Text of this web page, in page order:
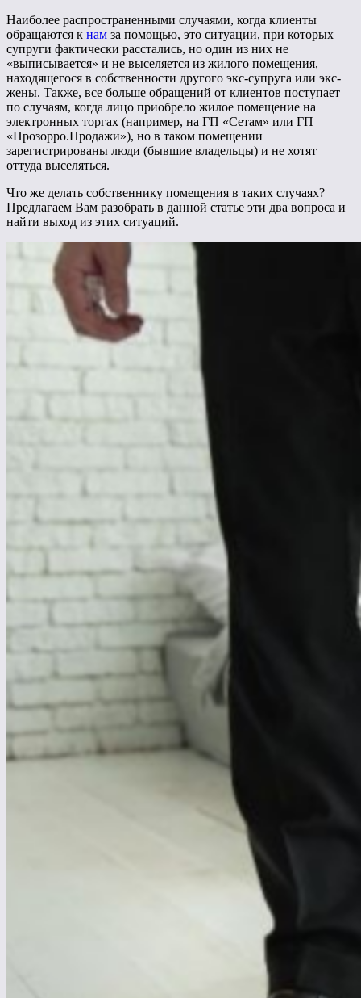
Наиболее распространенными случаями, когда клиенты
обращаются к нам за помощью, это ситуации, при которых
супруги фактически расстались, но один из них не
«выписывается» и не выселяется из жилого помещения,
находящегося в собственности другого экс-супруга или экс-
жены. Также, все больше обращений от клиентов поступает
по случаям, когда лицо приобрело жилое помещение на
электронных торгах (например, на ГП «Сетам» или ГП
«Прозорро.Продажи»), но в таком помещении
зарегистрированы люди (бывшие владельцы) и не хотят
оттуда выселяться.
Что же делать собственнику помещения в таких случаях?
Предлагаем Вам разобрать в данной статье эти два вопроса и
найти выход из этих ситуаций.